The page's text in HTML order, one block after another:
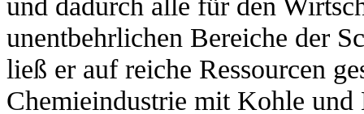
unentbehrlichen Bereiche der
ließ er auf reiche Ressourcen
Chemieindustrie mit Kohle